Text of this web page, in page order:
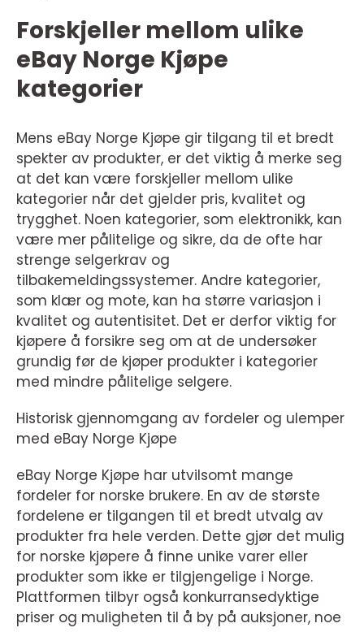
Forskjeller mellom ulike
eBay Norge Kjøpe
kategorier
Mens eBay Norge Kjøpe gir tilgang til et bredt
spekter av produkter, er det viktig å merke seg
at det kan være forskjeller mellom ulike
kategorier når det gjelder pris, kvalitet og
trygghet. Noen kategorier, som elektronikk, kan
være mer pålitelige og sikre, da de ofte har
strenge selgerkrav og
tilbakemeldingssystemer. Andre kategorier,
som klær og mote, kan ha større variasjon i
kvalitet og autentisitet. Det er derfor viktig for
kjøpere å forsikre seg om at de undersøker
grundig før de kjøper produkter i kategorier
med mindre pålitelige selgere.
Historisk gjennomgang av fordeler og ulemper
med eBay Norge Kjøpe
eBay Norge Kjøpe har utvilsomt mange
fordeler for norske brukere. En av de største
fordelene er tilgangen til et bredt utvalg av
produkter fra hele verden. Dette gjør det mulig
for norske kjøpere å finne unike varer eller
produkter som ikke er tilgjengelige i Norge.
Plattformen tilbyr også konkurransedyktige
priser og muligheten til å by på auksjoner, noe